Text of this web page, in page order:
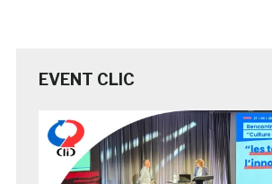
EVENT CLIC